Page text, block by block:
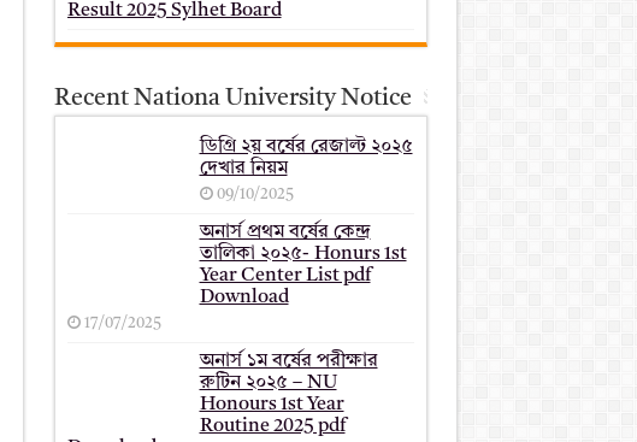
Result 2025 Sylhet Board
Recent Nationa University Notice
ডিগ্রি ২য় বর্ষের রেজাল্ট ২০২৫
দেখার নিয়ম
09/10/2025
অনার্স প্রথম বর্ষের কেন্দ্র
তালিকা ২০২৫- Honurs 1st
Year Center List pdf
Download
17/07/2025
অনার্স ১ম বর্ষের পরীক্ষার
রুটিন ২০২৫ – NU
Honours 1st Year
Routine 2025 pdf